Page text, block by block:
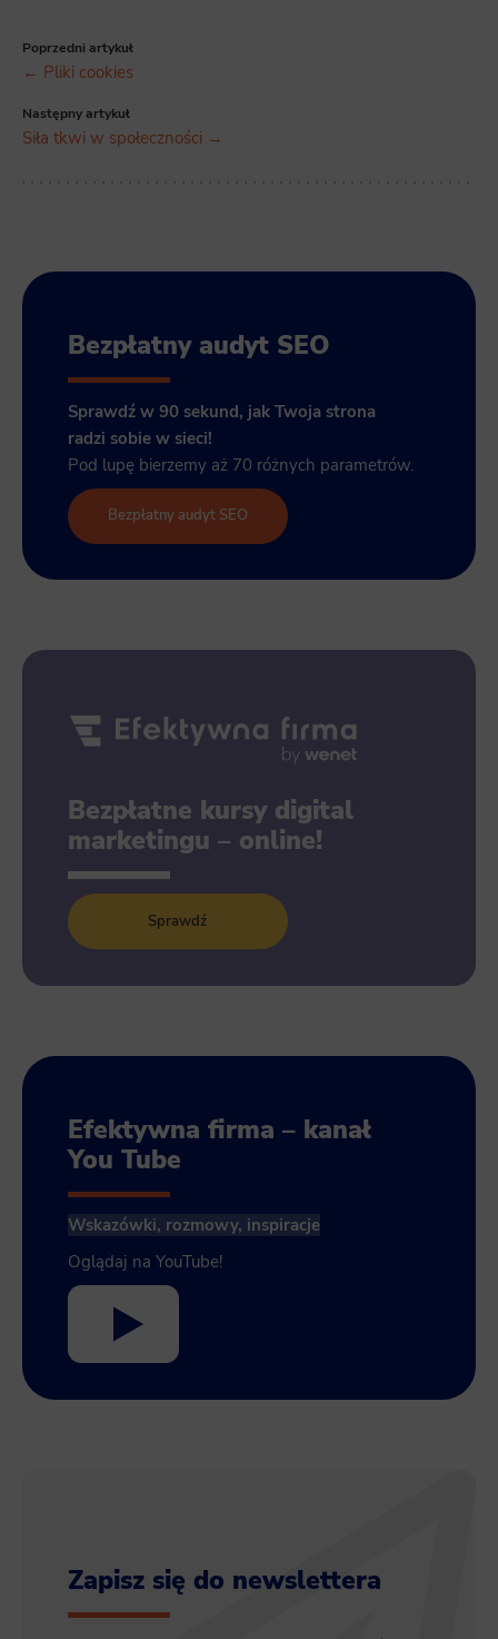
Poprzedni artykuł
← Pliki cookies
Następny artykuł
Siła tkwi w społeczności →
Bezpłatny audyt SEO
Sprawdź w 90 sekund, jak Twoja strona
radzi sobie w sieci!
Pod lupę bierzemy aż 70 różnych parametrów.
Bezpłatny audyt SEO
Bezpłatne kursy digital
marketingu – online!
Sprawdź
Efektywna firma – kanał
You Tube
Wskazówki, rozmowy, inspiracje
Oglądaj na YouTube!
Zapisz się do newslettera